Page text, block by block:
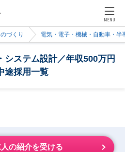
MENU
づくり 電気・電子・機械・自動車・半
システム設計／年収500万円
途採用一覧
の紹介を受ける